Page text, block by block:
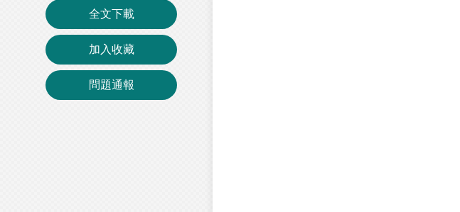
全文下載
加入收藏
問題通報